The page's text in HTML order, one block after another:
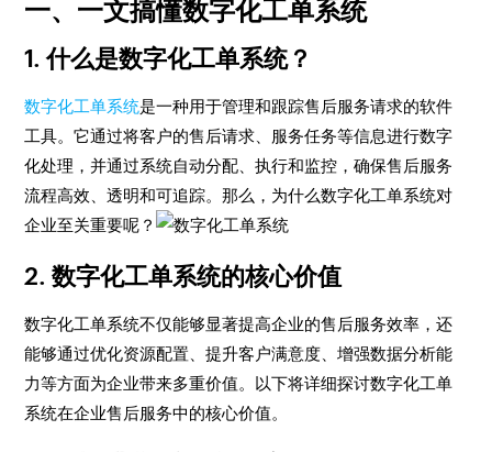
一、一文搞懂数字化工单系统
1. 什么是数字化工单系统？
数字化工单系统是一种用于管理和跟踪售后服务请求的软件
工具。它通过将客户的售后请求、服务任务等信息进行数字
化处理，并通过系统自动分配、执行和监控，确保售后服务
流程高效、透明和可追踪。那么，为什么数字化工单系统对
企业至关重要呢？
2. 数字化工单系统的核心价值
数字化工单系统不仅能够显著提高企业的售后服务效率，还
能够通过优化资源配置、提升客户满意度、增强数据分析能
力等方面为企业带来多重价值。以下将详细探讨数字化工单
系统在企业售后服务中的核心价值。